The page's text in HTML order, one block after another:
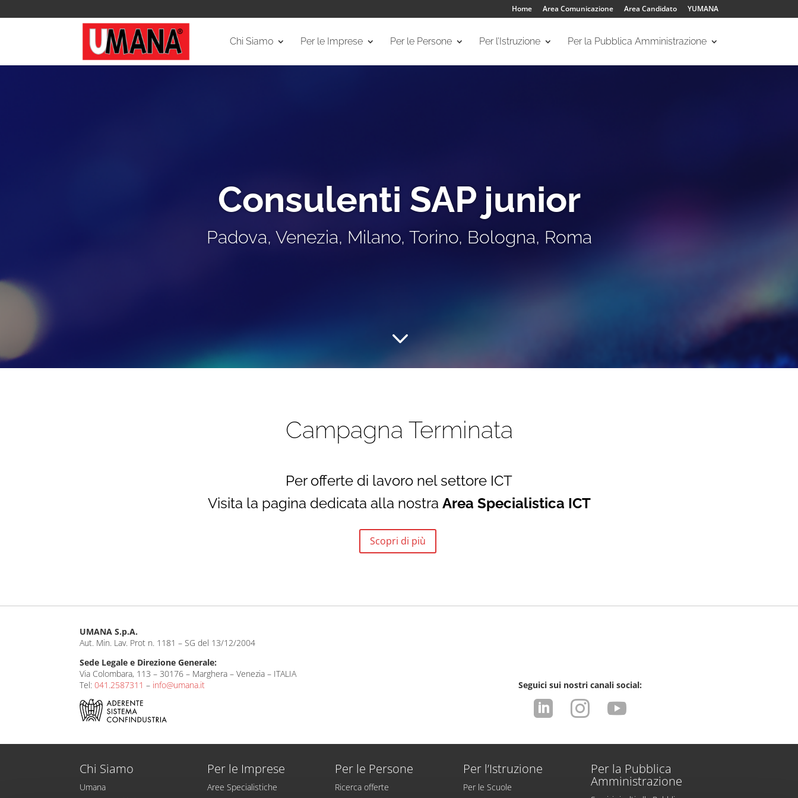
Home Area Comunicazione Area Candidato YUMANA
Chi Siamo Per le Imprese Per le Persone Per l’Istruzione Per la Pubblica Amministrazione
Consulenti SAP junior
Padova, Venezia, Milano, Torino, Bologna, Roma
&#x33;
Campagna Terminata
Per offerte di lavoro nel settore ICT
Visita la pagina dedicata alla nostra Area Specialistica ICT
Scopri di più
UMANA S.p.A.
Aut. Min. Lav. Prot n. 1181 – SG del 13/12/2004
Sede Legale e Direzione Generale:
Via Colombara, 113 – 30176 – Marghera – Venezia – ITALIA
Tel:041.2587311 – info@umana.it Seguici sui nostri canali social:
  
Chi Siamo
Umana
Per le Imprese
Aree Specialistiche
Per le Persone
Ricerca offerte
Per l’Istruzione
Per le Scuole
Per la Pubblica
Amministrazione